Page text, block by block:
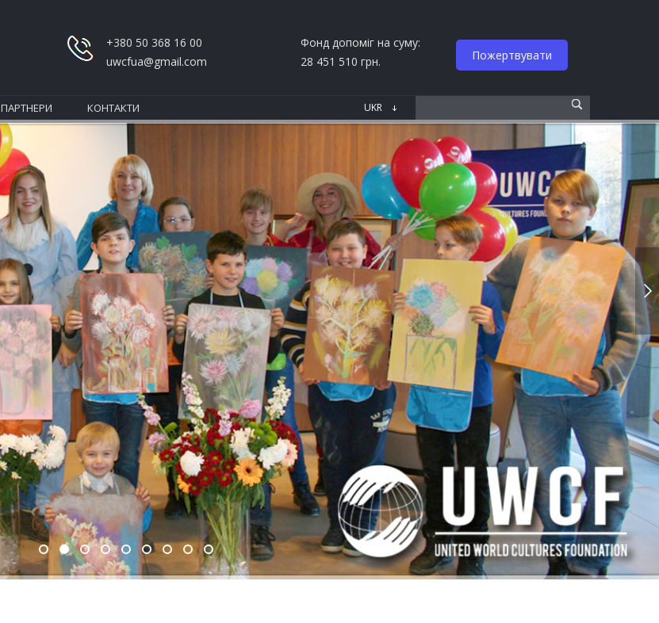
+380 50 368 16 00
uwcfua@gmail.com
Фонд допоміг на суму:
28 451 510 грн.
Пожертвувати
ПАРТНЕРИ КОНТАКТИ